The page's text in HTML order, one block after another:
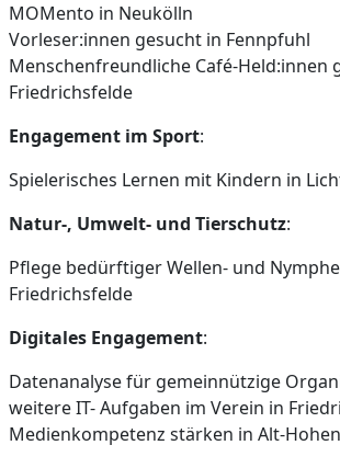
MOMento in Neukölln
Vorleser:innen gesucht in Fennpfuhl
Menschenfreundliche Café-Held:innen
Friedrichsfelde
Engagement im Sport:
Spielerisches Lernen mit Kindern in
Natur-, Umwelt- und Tierschutz:
Pflege bedürftiger Wellen- und
Friedrichsfelde
Digitales Engagement:
Datenanalyse für gemeinnützige
weitere IT- Aufgaben im Verein in
Medienkompetenz stärken in Alt-